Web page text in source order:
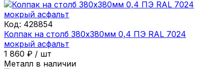
Код: 428854
Колпак на столб 380х380мм 0,4 ПЭ RAL 7024
мокрый асфальт
1 860 ₽ / шт
Металл в наличии